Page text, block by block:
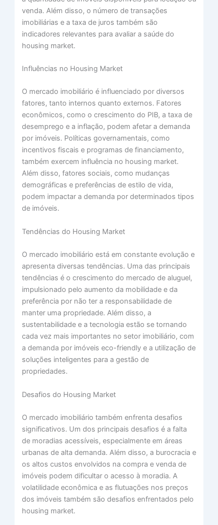
venda. Além disso, o número de transações
imobiliárias e a taxa de juros também são
indicadores relevantes para avaliar a saúde do
housing market.
Influências no Housing Market
O mercado imobiliário é influenciado por diversos
fatores, tanto internos quanto externos. Fatores
econômicos, como o crescimento do PIB, a taxa de
desemprego e a inflação, podem afetar a demanda
por imóveis. Políticas governamentais, como
incentivos fiscais e programas de financiamento,
também exercem influência no housing market.
Além disso, fatores sociais, como mudanças
demográficas e preferências de estilo de vida,
podem impactar a demanda por determinados tipos
de imóveis.
Tendências do Housing Market
O mercado imobiliário está em constante evolução e
apresenta diversas tendências. Uma das principais
tendências é o crescimento do mercado de aluguel,
impulsionado pelo aumento da mobilidade e da
preferência por não ter a responsabilidade de
manter uma propriedade. Além disso, a
sustentabilidade e a tecnologia estão se tornando
cada vez mais importantes no setor imobiliário, com
a demanda por imóveis eco-friendly e a utilização de
soluções inteligentes para a gestão de
propriedades.
Desafios do Housing Market
O mercado imobiliário também enfrenta desafios
significativos. Um dos principais desafios é a falta
de moradias acessíveis, especialmente em áreas
urbanas de alta demanda. Além disso, a burocracia e
os altos custos envolvidos na compra e venda de
imóveis podem dificultar o acesso à moradia. A
volatilidade econômica e as flutuações nos preços
dos imóveis também são desafios enfrentados pelo
housing market.